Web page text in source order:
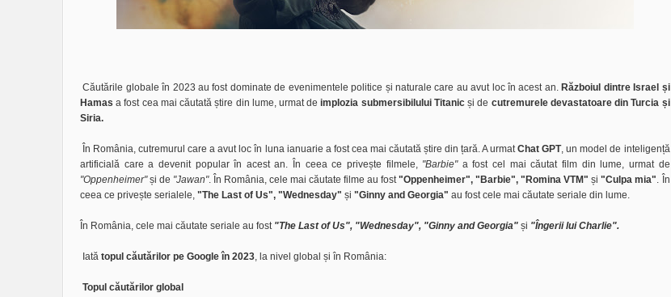
Căutările globale în 2023 au fost dominate de evenimentele politice și naturale care au avut loc în acest an. Războiul dintre Israel și
Hamasa fost cea mai căutată știre din lume, urmat deimplozia submersibilului Titanicși de cutremurele devastatoare din Turcia și
Siria.
În România, cutremurul care a avut loc în luna ianuarie a fost cea mai căutată știre din țară. A urmatChat GPT, un model de inteligență
artificială care a devenit popular în acest an. În ceea ce privește filmele, "Barbie" a fost cel mai căutat film din lume, urmat de
"Oppenheimer"și de "Jawan". În România, cele mai căutate filme au fost"Oppenheimer", "Barbie", "Romina VTM" și"Culpa mia". În
ceea ce privește serialele, "The Last of Us", "Wednesday" și "Ginny and Georgia" au fost cele mai căutate seriale din lume.
În România, cele mai căutate seriale au fost"The Last of Us", "Wednesday", "Ginny and Georgia" și "Îngerii lui Charlie".
Iată topul căutărilor pe Google în 2023, la nivel global și în România:
Topul căutărilor global